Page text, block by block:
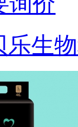
乐生